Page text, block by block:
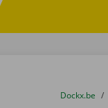
U bevindt
van
Dockx.be